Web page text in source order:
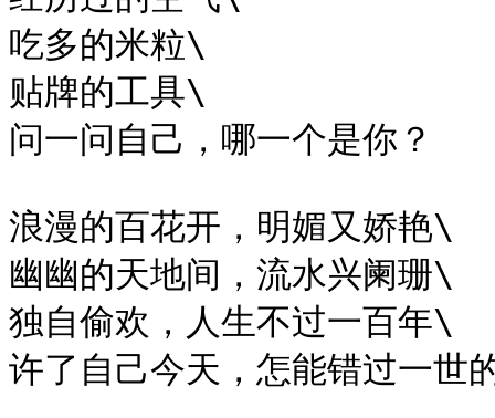
吃多的米粒\
贴牌的工具\
问一问自己，哪一个是你？
浪漫的百花开，明媚又娇艳\
幽幽的天地间，流水兴阑珊\
独自偷欢，人生不过一百年\
许了自己今天，怎能错过一世